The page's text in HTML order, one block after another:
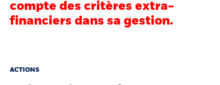
Education
France
compte des critères extra-
financiers dans sa gestion.
ACTIONS